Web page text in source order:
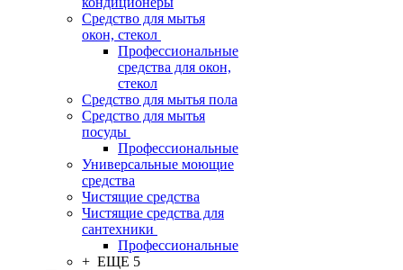
Средство для мытья
окон, стекол
Профессиональные
средства для окон,
стекол
Средство для мытья пола
Средство для мытья
посуды
Профессиональные
Универсальные моющие
средства
Чистящие средства
Чистящие средства для
сантехники
Профессиональные
+ ЕЩЕ 5